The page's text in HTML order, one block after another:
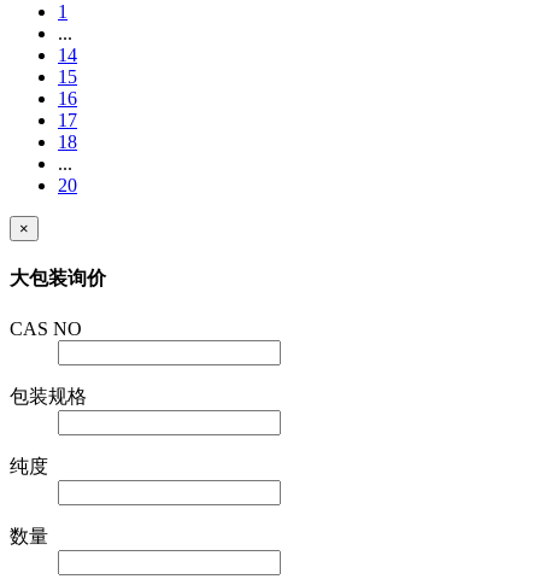
1
...
14
15
16
17
18
...
20
×
大包装询价
CAS NO
包装规格
纯度
数量